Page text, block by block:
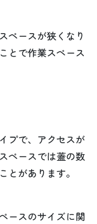
ペースが狭くなり
とで作業スペース
プで、アクセスが
ペースでは蓋の数
とがあります。
ースのサイズに関